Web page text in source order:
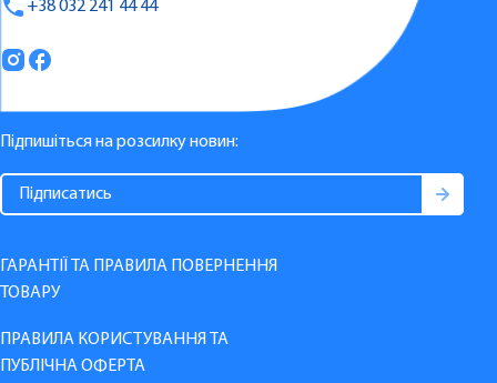
+38 032 241 44 44
Підпишіться на розсилку новин:
ГАРАНТІЇ ТА ПРАВИЛА ПОВЕРНЕННЯ
ТОВАРУ
ПРАВИЛА КОРИСТУВАННЯ ТА
ПУБЛІЧНА ОФЕРТА